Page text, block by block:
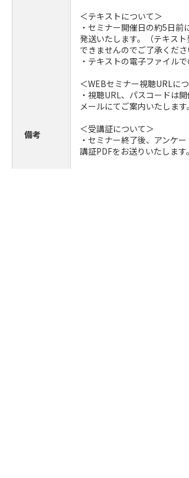
備考
＜テキストについて＞
・セミナー開催日の約5日
発送いたします。（テキス
できませんのでご了承くださ
・テキストの電子ファイル
＜WEBセミナー視聴URLにつ
・視聴URL、パスコードは
メールにてご案内いたします。
＜受講証について＞
・セミナー終了後、アンケ
講証PDFをお送りいたします。